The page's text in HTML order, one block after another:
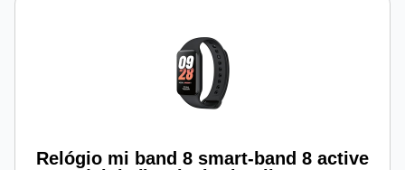
Relógio mi band 8 smart-band 8 active